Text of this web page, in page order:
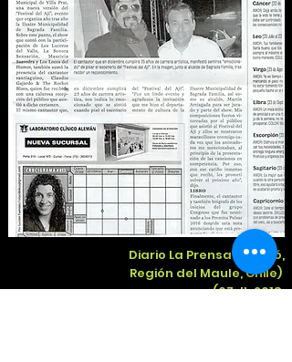
Diario La Prensa (Curicó,
Región del Maule, Chile)
(07-II-2018,